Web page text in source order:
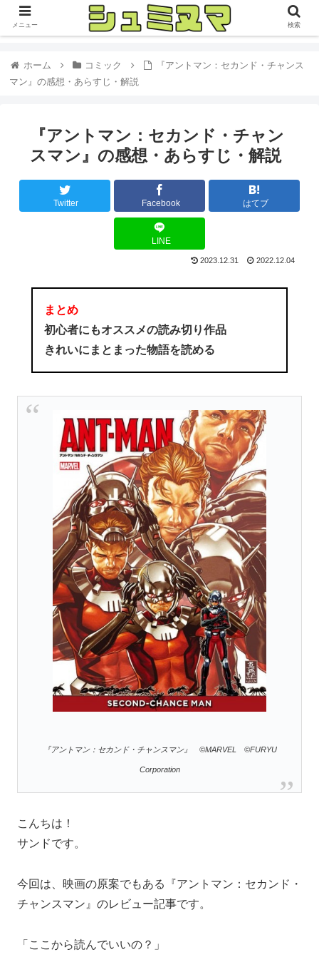
ホーム コミック
『アントマン：セカンド・チャンス
マン』の感想・あらすじ・解説
『アントマン：セカンド・チャン
スマン』の感想・あらすじ・解説
Twitter Facebook はてブ
LINE
2023.12.31 2022.12.04
まとめ
初心者にもオススメの読み切り作品
きれいにまとまった物語を読める
『アントマン：セカンド・チャンスマン』 ©MARVEL ©FURYU
Corporation
こんちは！
サンドです。
今回は、映画の原案でもある『アントマン：セカンド・
チャンスマン』のレビュー記事です。
「ここから読んでいいの？」
メニュー 検索